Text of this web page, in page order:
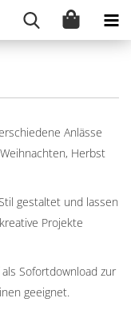
Anlässe
Herbst
gestaltet und lassen
Projekte
Sofortdownload zur
geeignet.